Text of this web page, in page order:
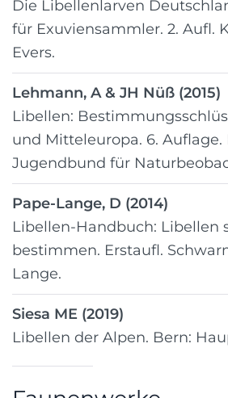
Die Libellenlarven
für Exuviensammler. 2. Aufl.
Evers.
Lehmann, A & JH Nüß (2015)
Libellen:
und Mitteleuropa. 6.
Jugendbund für
Pape-Lange, D (2014)
Libellen-Handbuch: Libellen
bestimmen. Erstaufl.
Lange.
Siesa ME (2019)
Libellen der Alpen. Bern: